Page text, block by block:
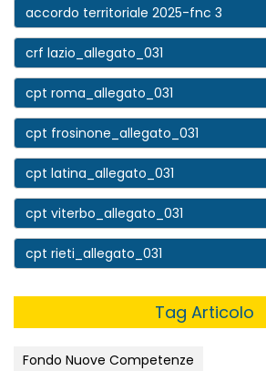
accordo territoriale 2025-fnc 3
crf lazio_allegato_031
cpt roma_allegato_031
cpt frosinone_allegato_031
cpt latina_allegato_031
cpt viterbo_allegato_031
cpt rieti_allegato_031
Tag Articolo
Fondo Nuove Competenze